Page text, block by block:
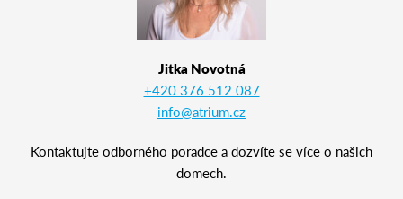
Jitka Novotná
+420 376 512 087
info@atrium.cz
Kontaktujte odborného poradce a dozvíte se více o našich
domech.